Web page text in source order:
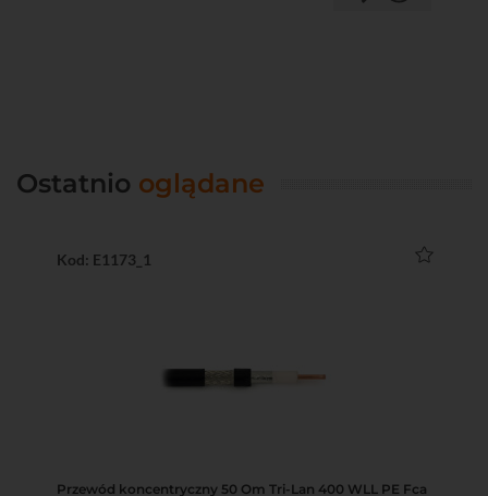
Ostatnio oglądane
Kod: E1173_1
Przewód koncentryczny 50 Om Tri-Lan 400 WLL PE Fca